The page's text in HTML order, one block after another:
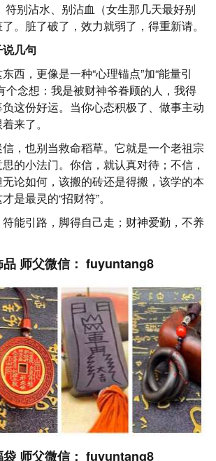
符别沾水、别沾血（女生那几天最好别
。脏了破了，效力就弱了，得重新请。
几句
西，更像是一种“心理锚点”加“能量引
个念想：我是被财神爷眷顾的人，我得
这份好运。当你心态积极了、做事主动
来了。
，也别当救命稻草。它就是一个老祖宗
的小法门。你信，就认真对待；不信，
论如何，该搬的砖还是得搬，该学的本
最灵的“招财符”。
能引路，脚得自己走；财神爱勤，不养
品 师父微信： fuyuntang8
袋 师父微信： fuyuntang8